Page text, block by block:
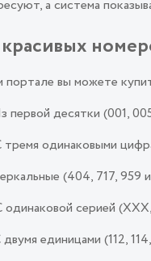
а система
портале вы можете
первой десятки (001,
тремя одинаковыми
(404, 717, 959
одинаковой серией
двумя единицами (112,